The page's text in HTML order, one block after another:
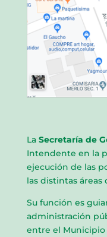
LaSecretaría de
Intendente en la
ejecución de las
las distintas áreas
Su función es
administración
entre el